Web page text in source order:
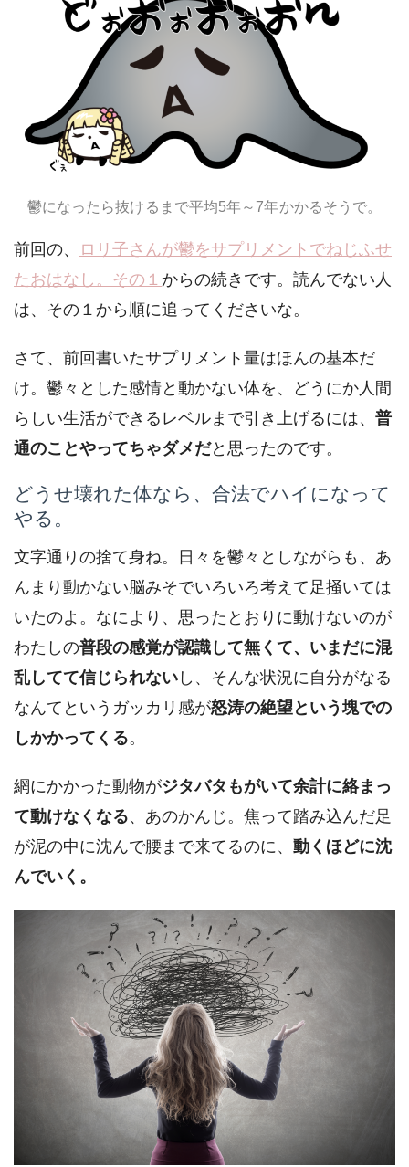
鬱になったら抜けるまで平均5年～7年かかるそうで。
前回の、
ロリ子さんが鬱をサプリメントでねじふせ
たおはなし。その１ からの続きです。読んでない人
は、その１から順に追ってくださいな。
さて、前回書いたサプリメント量はほんの基本だ
け。鬱々とした感情と動かない体を、どうにか人間
らしい生活ができるレベルまで引き上げるには、 普
通のことやってちゃダメだと思ったのです。
どうせ壊れた体なら、合法でハイになって
やる。
文字通りの捨て身ね。日々を鬱々としながらも、あ
んまり動かない脳みそでいろいろ考えて足掻いては
いたのよ。なにより、思ったとおりに動けないのが
わたしの普段の感覚が認識して無くて、いまだに混
乱してて信じられない し、そんな状況に自分がなる
なんてというガッカリ感が怒涛の絶望という塊での
しかかってくる。
網にかかった動物がジタバタもがいて余計に絡まっ
て動けなくなる、あのかんじ。焦って踏み込んだ足
が泥の中に沈んで腰まで来てるのに、 動くほどに沈
んでいく。